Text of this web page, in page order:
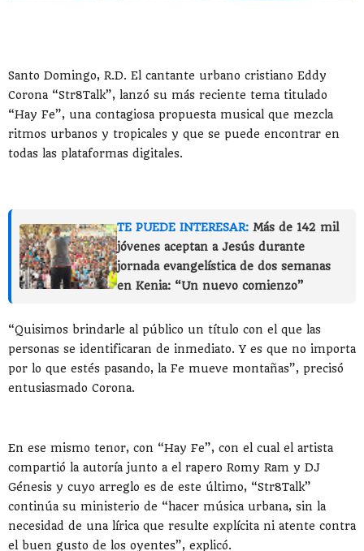
Santo Domingo, R.D. El cantante urbano cristiano Eddy
Corona “Str8Talk”, lanzó su más reciente tema titulado
“Hay Fe”, una contagiosa propuesta musical que mezcla
ritmos urbanos y tropicales y que se puede encontrar en
todas las plataformas digitales.
TE PUEDE INTERESAR: Más de 142 mil
jóvenes aceptan a Jesús durante
jornada evangelística de dos semanas
en Kenia: “Un nuevo comienzo”
“Quisimos brindarle al público un título con el que las
personas se identificaran de inmediato. Y es que no importa
por lo que estés pasando, la Fe mueve montañas”, precisó
entusiasmado Corona.
En ese mismo tenor, con “Hay Fe”, con el cual el artista
compartió la autoría junto a el rapero Romy Ram y DJ
Génesis y cuyo arreglo es de este último, “Str8Talk”
continúa su ministerio de “hacer música urbana, sin la
necesidad de una lírica que resulte explícita ni atente contra
el buen gusto de los oyentes”, explicó.